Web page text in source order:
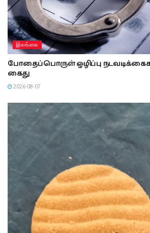
இலங்கை
போதைப்பொருள் ஒழிப்பு
கைது
2026-08-07